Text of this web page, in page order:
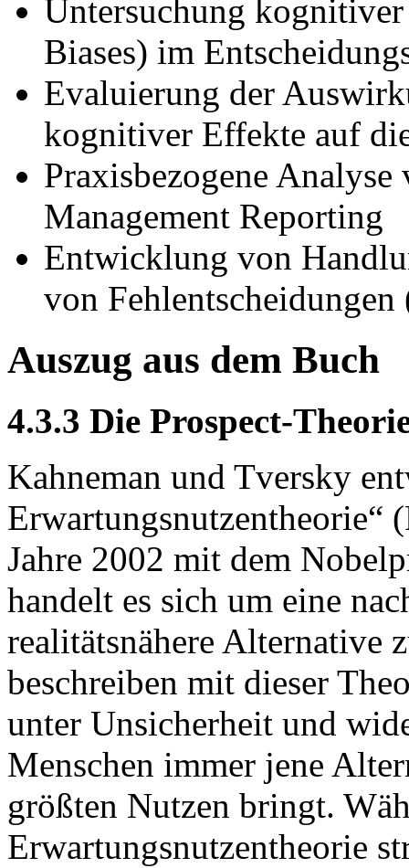
Untersuchung
Biases) im
Evaluierung der
kognitiver Effekte auf
Praxisbezogene
Management Reporting
Entwicklung von
von
Auszug aus dem Buch
4.3.3 Die Prospect-
Kahneman und Tversky
Erwartungsnutzentheorie“
Jahre 2002 mit dem
handelt es sich um eine
realitätsnähere Alternative
beschreiben mit dieser
unter Unsicherheit und
Menschen immer jene
größten Nutzen bringt.
Erwartungsnutzentheorie